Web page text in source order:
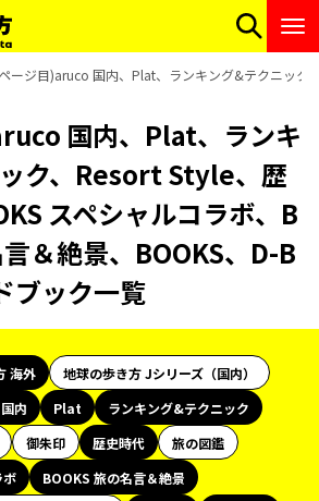
ージ目)aruco 国内、Plat、ランキング&テクニック
国内、Plat、ランキ
ク、Resort Style、歴
スペシャルコラボ、B
＆絶景、BOOKS、D-B
ブック一覧
海外
地球の歩き方 Jシリーズ（国内）
内 Plat
ランキング&テクニック
御朱印 歴史時代
旅の図鑑
ボ
BOOKS 旅の名言＆絶景